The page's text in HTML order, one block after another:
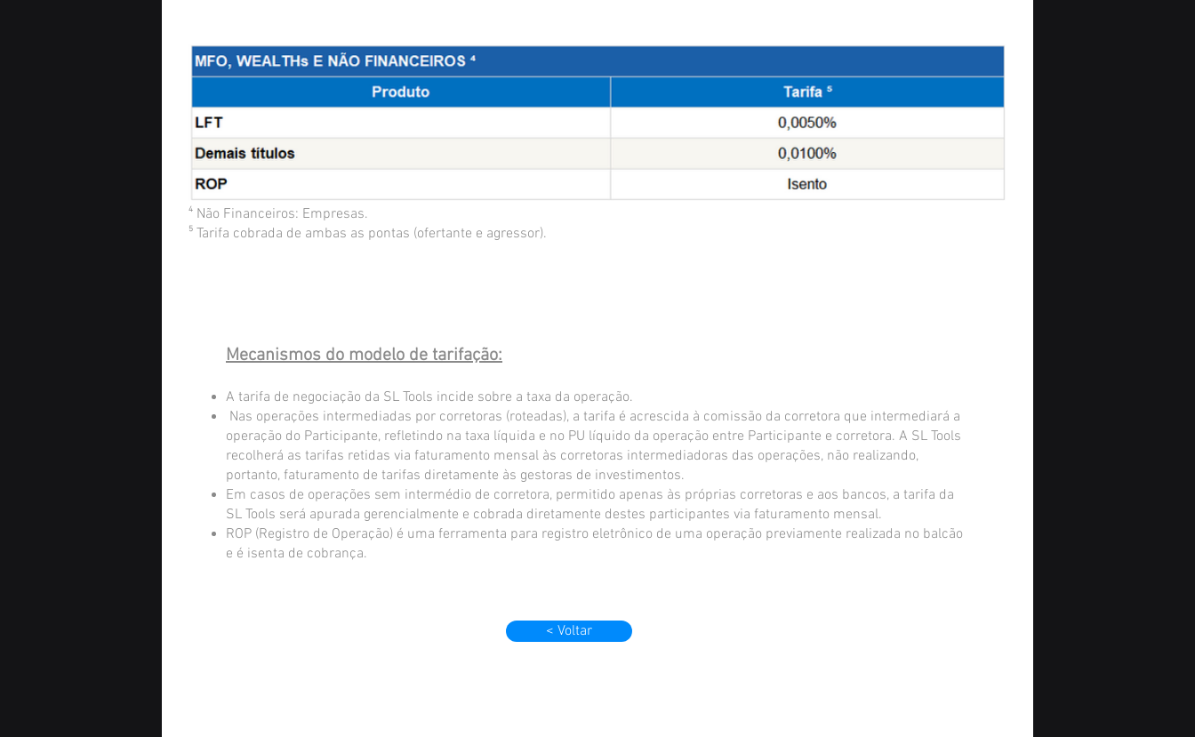
⁴ Não Financeiros: Empresas.
⁵ Tarifa cobrada de ambas as pontas (ofertante e agressor).
Mecanismos do modelo de tarifação:
A tarifa de negociação da SL Tools incide sobre a taxa da operação.
Nas operações intermediadas por corretoras (roteadas), a tarifa é acrescida à comissão da corretora que intermediará a
operação do Participante, refletindo na taxa líquida e no PU líquido da operação entre Participante e corretora. A SL Tools
recolherá as tarifas retidas via faturamento mensal às corretoras intermediadoras das operações, não realizando,
portanto, faturamento de tarifas diretamente às gestoras de investimentos.
Em casos de operações sem intermédio de corretora, permitido apenas às próprias corretoras e aos bancos, a tarifa da
SL Tools será apurada gerencialmente e cobrada diretamente destes participantes via faturamento mensal.
ROP (Registro de Operação) é uma ferramenta para registro eletrônico de uma operação previamente realizada no balcão
e é isenta de cobrança.
< Voltar